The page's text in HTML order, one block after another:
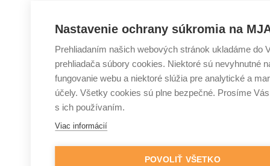
Nastavenie ochrany súkromia na
Prehliadaním našich webových stránok ukladáme do
prehliadača súbory cookies. Niektoré sú nevyhnutné
fungovanie webu a niektoré slúžia pre analytické a
účely. Všetky cookies sú plne bezpečné. Prosíme
s ich používaním.
Viac informácií
POVOLIŤ VŠETKO